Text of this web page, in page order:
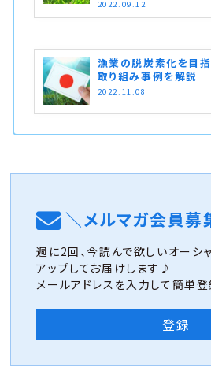
2022.09.12
漁業の脱炭素化を目
取り組み事例を解説
2022.11.08
＼メルマガ会員募
週に2回、今読んで欲しいオーシ
アップしてお届けします♪
メールアドレスを入力して簡単
登録